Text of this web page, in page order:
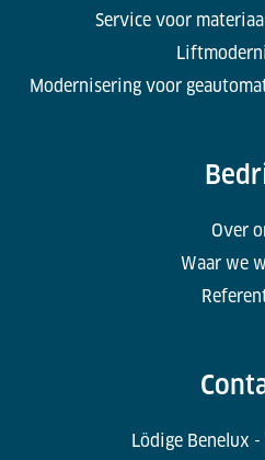
Service voor
Modernisering voor
Over
Waar we
Lödige Benelux